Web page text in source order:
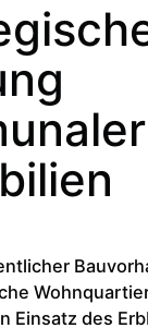
Einsatz des